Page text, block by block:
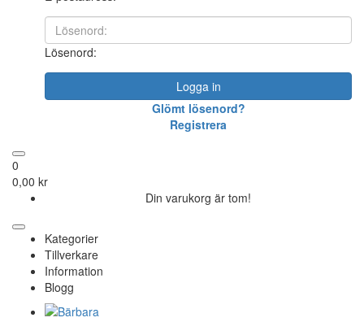
Lösenord:
Logga in
Glömt lösenord?
Registrera
0
0,00 kr
Din varukorg är tom!
Kategorier
Tillverkare
Information
Blogg